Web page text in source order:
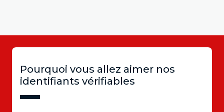
Pourquoi vous allez aimer nos
identifiants vérifiables